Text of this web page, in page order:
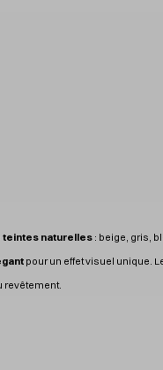
teintes naturelles : beige, gris,
pour un effet visuel unique.
revêtement.